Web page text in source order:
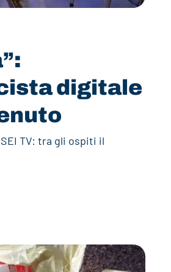
digitale
TV: tra gli ospiti il